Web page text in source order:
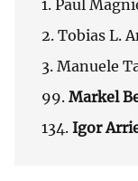
1. Paul
2. Tobias L.
3. Manuele
99. Markel
134. Igor